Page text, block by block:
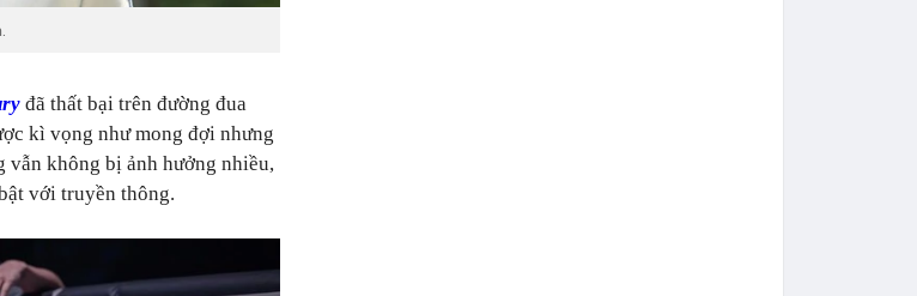
đã thất bại trên đường đua
kì vọng như mong đợi nhưng
vẫn không bị ảnh hưởng nhiều,
với truyền thông.